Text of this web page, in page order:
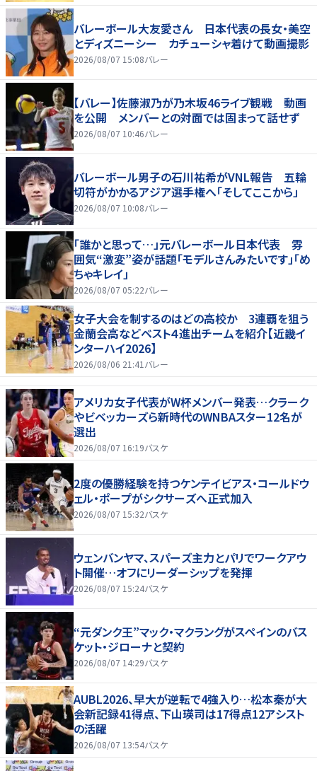
バレーボール大友愛さん 日本代表の長女・美空
とディズニーシー カチューシャ着けて動画撮影
2026/08/07 15:08バレー
【バレー】佐藤淑乃が乃木坂46ライブ観戦 動画
を公開 メンバーとの対面では固まって話せず
2026/08/07 10:46バレー
バレーボール男子の石川祐希がVNL報告 五輪
切符がかかるアジア選手権へ「そしてここから」
2026/08/07 10:08バレー
「誰かと思って…」元バレーボール日本代表 雰
囲気“激変”姿が話題「モデルさんみたいです」「め
ちゃキレイ」
2026/08/07 05:22バレー
女子大会を制するのはどの高校か 3連覇を狙う
金蘭会高などベスト４進出チームを紹介【近畿イ
ンターハイ2026】
2026/08/06 21:41 バレー
アメリカ女子代表がW杯メンバー発表…クラーク
やビベッカーズら新時代のWNBAスター12名が
選出
2026/08/07 16:19バスケ
2度の優勝経験を持つケンテイビアス・コールドウ
ェル・ポープがシクサーズへ正式加入
2026/08/07 15:32バスケ
ウェンバンヤマ、スパーズ主力とパリでワークアウ
ト開催…オフにリーダーシップを発揮
2026/08/07 15:24バスケ
“元ダンク王”マック・マクラングがスペインのバス
ケット・ジローナと契約
2026/08/07 14:29バスケ
AUBL2026、早大が逆転で4強入り…松本秦が大
会新記録41得点、下山瑛司は17得点12アシスト
の活躍
2026/08/07 13:54バスケ